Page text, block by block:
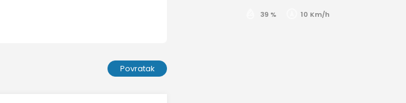
Povratak
39 % 10 Km/h